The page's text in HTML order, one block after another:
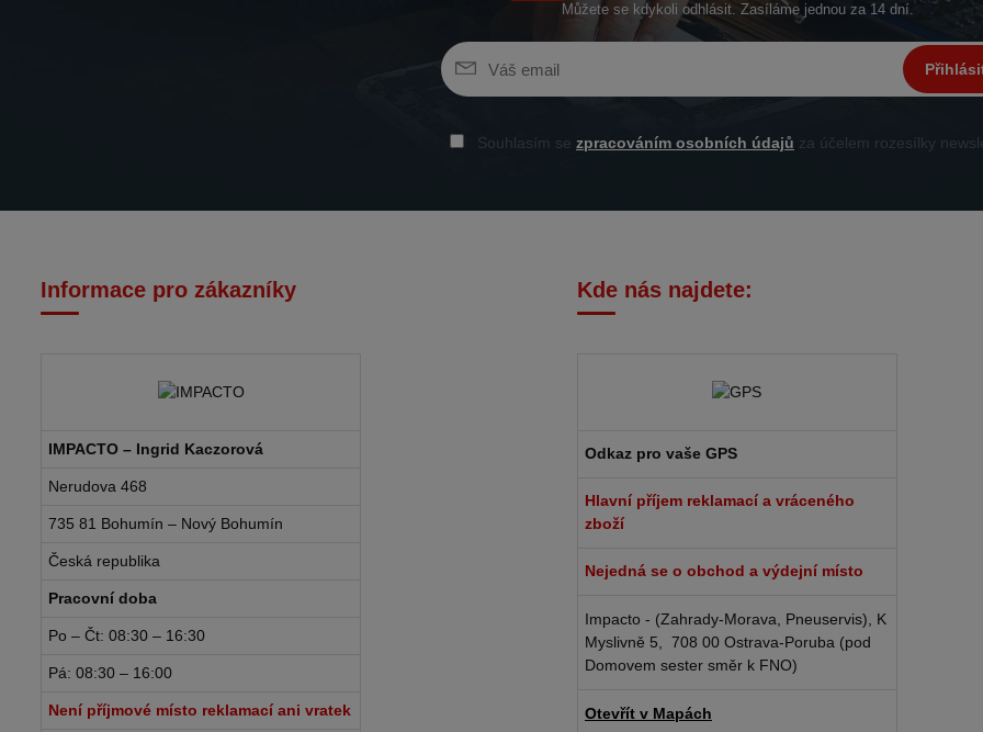
Můžete se kdykoli odhlásit. Zasíláme jednou za 14 dní.
Souhlasím se zpracováním osobních údajů za účelem rozesílky
Informace pro zákazníky
IMPACTO – Ingrid Kaczorová
Nerudova 468
735 81 Bohumín – Nový Bohumín
Česká republika
Pracovní doba
Po – Čt: 08:30 – 16:30
Pá: 08:30 – 16:00
Není příjmové místo reklamací ani vratek
Kde nás najdete:
Odkaz pro vaše GPS
Hlavní příjem reklamací a vráceného
zboží
Nejedná se o obchod a výdejní místo
Impacto - (Zahrady-Morava, Pneuservis), K
Myslivně 5, 708 00 Ostrava-Poruba (pod
Domovem sester směr k FNO)
Otevřít v Mapách